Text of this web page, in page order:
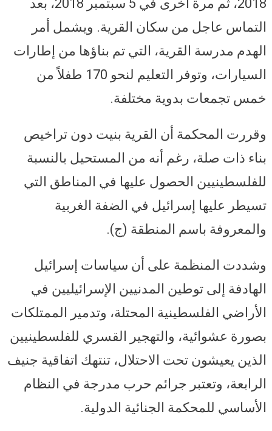
2018، ثم مرة أخرى في 5 سبتمبر 2018، بعد
التماس عاجل من سكان القرية. ويشمل أمر
الهدم مدرسة القرية، التي تم بناؤها من إطارات
السيارات، وتوفر التعليم لنحو 170 طفلاً من
خمس تجمعات بدوية مختلفة.
وقررت المحكمة أن القرية بنيت دون تراخيص
بناء ذات صلة، رغم أنه من المستحيل بالنسبة
للفلسطينيين الحصول عليها في المناطق التي
تسيطر عليها إسرائيل في الضفة الغربية
والمعروفة باسم المنطقة (ج).
وشددت المنظمة على أن سياسات إسرائيل
الهادفة إلى توطين المدنيين الإسرائيليين في
الأراضي الفلسطينية المحتلة، وتدمير الممتلكات
بصورة عشوائية، والتهجير القسري للفلسطينيين
الذين يعيشون تحت الاحتلال، تنتهك اتفاقية جنيف
الرابعة، وتعتبر جرائم حرب مدرجة في النظام
الأساسي للمحكمة الجنائية الدولية.